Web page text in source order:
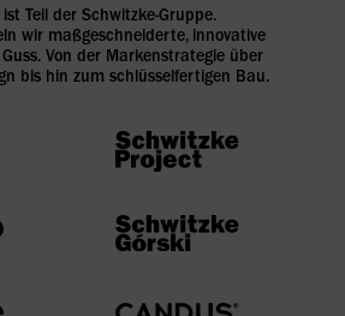
Teil der Schwitzke-Gruppe.
wir maßgeschneiderte, innovative
Von der Markenstrategie über
bis hin zum schlüsselfertigen Bau.